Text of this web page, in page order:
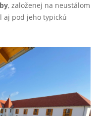
, založenej na neustálom
aj pod jeho typickú